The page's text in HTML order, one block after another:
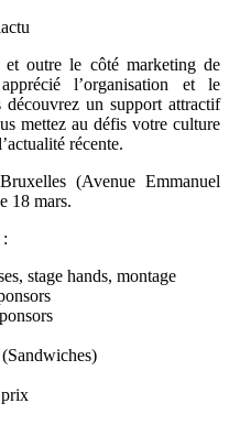
et outre le côté marketing de
l’organisation et le
un support attractif
mettez au défis votre culture
récente.
(Avenue Emmanuel
18 mars.
stage hands, montage
prix